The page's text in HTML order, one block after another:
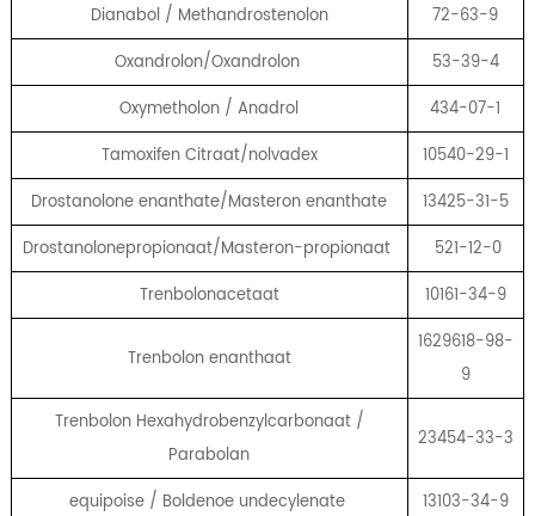
Dianabol / Methandrostenolon
72-63-9
Oxandrolon/Oxandrolon
53-39-4
Oxymetholon / Anadrol
434-07-1
Tamoxifen Citraat/nolvadex
10540-29-1
Drostanolone enanthate/Masteron enanthate
13425-31-5
Drostanolonepropionaat/Masteron-propionaat
521-12-0
Trenbolonacetaat
10161-34-9
Trenbolon enanthaat
1629618-98-
9
Trenbolon Hexahydrobenzylcarbonaat /
Parabolan
23454-33-3
equipoise / Boldenoe undecylenate
13103-34-9